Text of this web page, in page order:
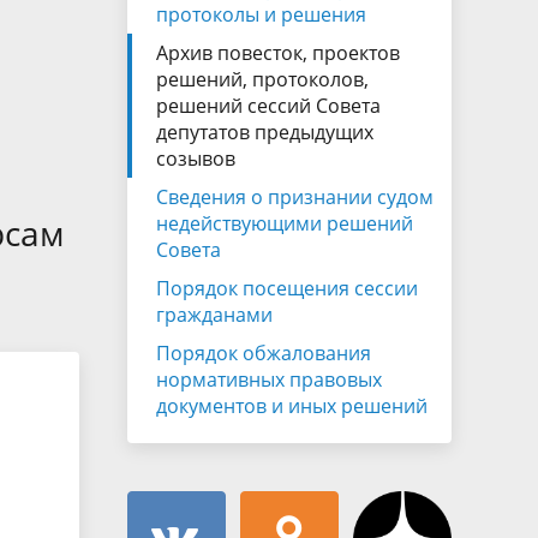
Муниципальная служба
Объявления
имущественного характера
Информационные материалы
протоколы и решения
Архив повесток, проектов
решений, протоколов,
решений сессий Совета
депутатов предыдущих
созывов
Сведения о признании судом
недействующими решений
Совета
Порядок посещения сессии
гражданами
Порядок обжалования
нормативных правовых
документов и иных решений